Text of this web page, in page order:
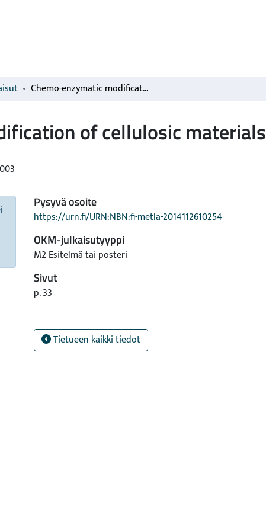
Chemo-enzymatic modification of cellulosic materials
of cellulosic materials
Pysyvä osoite
https://urn.fi/URN:NBN:fi-metla-2014112610254
OKM-julkaisutyyppi
M2 Esitelmä tai posteri
Sivut
p. 33
Tietueen kaikki tiedot